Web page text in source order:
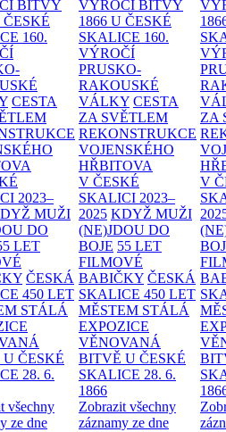
BITVY
ČESKÉ
160.
CESTA
2023–
MUŽI
DO
LET
ČESKÁ
450 LET
STÁLÁ
ČESKÉ
28. 6.
všechny
ze dne
VÝROČÍ BITVY
1866 U ČESKÉ
SKALICE 160.
VÝROČÍ
PRUSKO-
RAKOUSKÉ
VÁLKY CESTA
ZA SVĚTLEM
REKONSTRUKCE
VOJENSKÉHO
HŘBITOVA
V ČESKÉ
SKALICI 2023–
2025 KDYŽ MUŽI
(NE)JDOU DO
BOJE 55 LET
FILMOVÉ
BABIČKY ČESKÁ
SKALICE 450 LET
MĚSTEM STÁLÁ
EXPOZICE
VĚNOVANÁ
BITVĚ U ČESKÉ
SKALICE 28. 6.
1866
Zobrazit všechny
záznamy ze dne
ZA
V